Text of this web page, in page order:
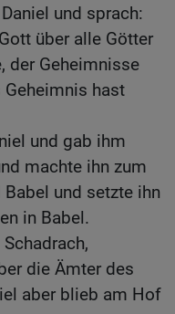
und sprach:
über alle Götter
der Geheimnisse
hast
und gab ihm
machte ihn zum
und setzte ihn
in Babel.
die Ämter des
aber blieb am Hof